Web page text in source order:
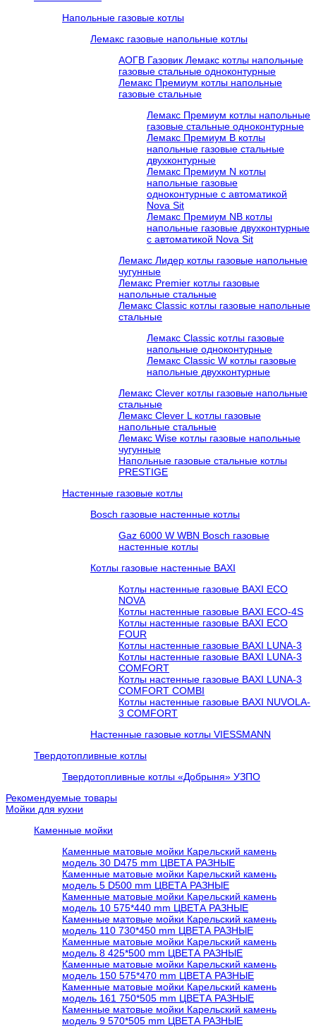
Напольные газовые котлы
Лемакс газовые напольные котлы
АОГВ Газовик Лемакс котлы напольные
газовые стальные одноконтурные
Лемакс Премиум котлы напольные
газовые стальные
Лемакс Премиум котлы напольные
газовые стальные одноконтурные
Лемакс Премиум B котлы
напольные газовые стальные
двухконтурные
Лемакс Премиум N котлы
напольные газовые
одноконтурные c автоматикой
Nova Sit
Лемакс Премиум NB котлы
напольные газовые двухконтурные
c автоматикой Nova Sit
Лемакс Лидер котлы газовые напольные
чугунные
Лемакс Premier котлы газовые
напольные стальные
Лемакс Classic котлы газовые напольные
стальные
Лемакс Classic котлы газовые
напольные одноконтурные
Лемакс Classic W котлы газовые
напольные двухконтурные
Лемакс Clever котлы газовые напольные
стальные
Лемакс Clever L котлы газовые
напольные стальные
Лемакс Wise котлы газовые напольные
чугунные
Напольные газовые стальные котлы
PRESTIGE
Настенные газовые котлы
Bosch газовые настенные котлы
Gaz 6000 W WBN Bosch газовые
настенные котлы
Котлы газовые настенные BAXI
Котлы настенные газовые BAXI ECO
NOVA
Котлы настенные газовые BAXI ECO-4S
Котлы настенные газовые BAXI ECO
FOUR
Котлы настенные газовые BAXI LUNA-3
Котлы настенные газовые BAXI LUNA-3
COMFORT
Котлы настенные газовые BAXI LUNA-3
COMFORT COMBI
Котлы настенные газовые BAXI NUVOLA-
3 COMFORT
Настенные газовые котлы VIESSMANN
Твердотопливные котлы
Твердотопливные котлы «Добрыня» УЗПО
Рекомендуемые товары
Мойки для кухни
Каменные мойки
Каменные матовые мойки Карельский камень
модель 30 D475 mm ЦВЕТА РАЗНЫЕ
Каменные матовые мойки Карельский камень
модель 5 D500 mm ЦВЕТА РАЗНЫЕ
Каменные матовые мойки Карельский камень
модель 10 575*440 mm ЦВЕТА РАЗНЫЕ
Каменные матовые мойки Карельский камень
модель 110 730*450 mm ЦВЕТА РАЗНЫЕ
Каменные матовые мойки Карельский камень
модель 8 425*500 mm ЦВЕТА РАЗНЫЕ
Каменные матовые мойки Карельский камень
модель 150 575*470 mm ЦВЕТА РАЗНЫЕ
Каменные матовые мойки Карельский камень
модель 161 750*505 mm ЦВЕТА РАЗНЫЕ
Каменные матовые мойки Карельский камень
модель 9 570*505 mm ЦВЕТА РАЗНЫЕ